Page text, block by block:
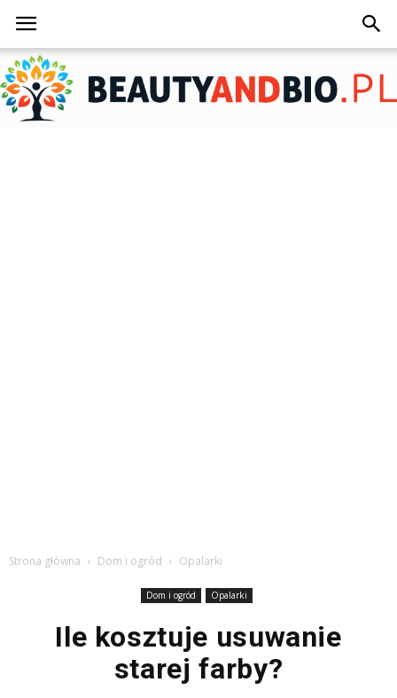
Strona główna Dom i ogród Opalarki
Dom i ogród Opalarki
Ile kosztuje usuwanie
starej farby?